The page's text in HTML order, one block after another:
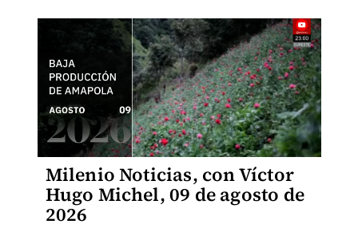
Milenio Noticias, con Víctor
Hugo Michel, 09 de agosto de
2026